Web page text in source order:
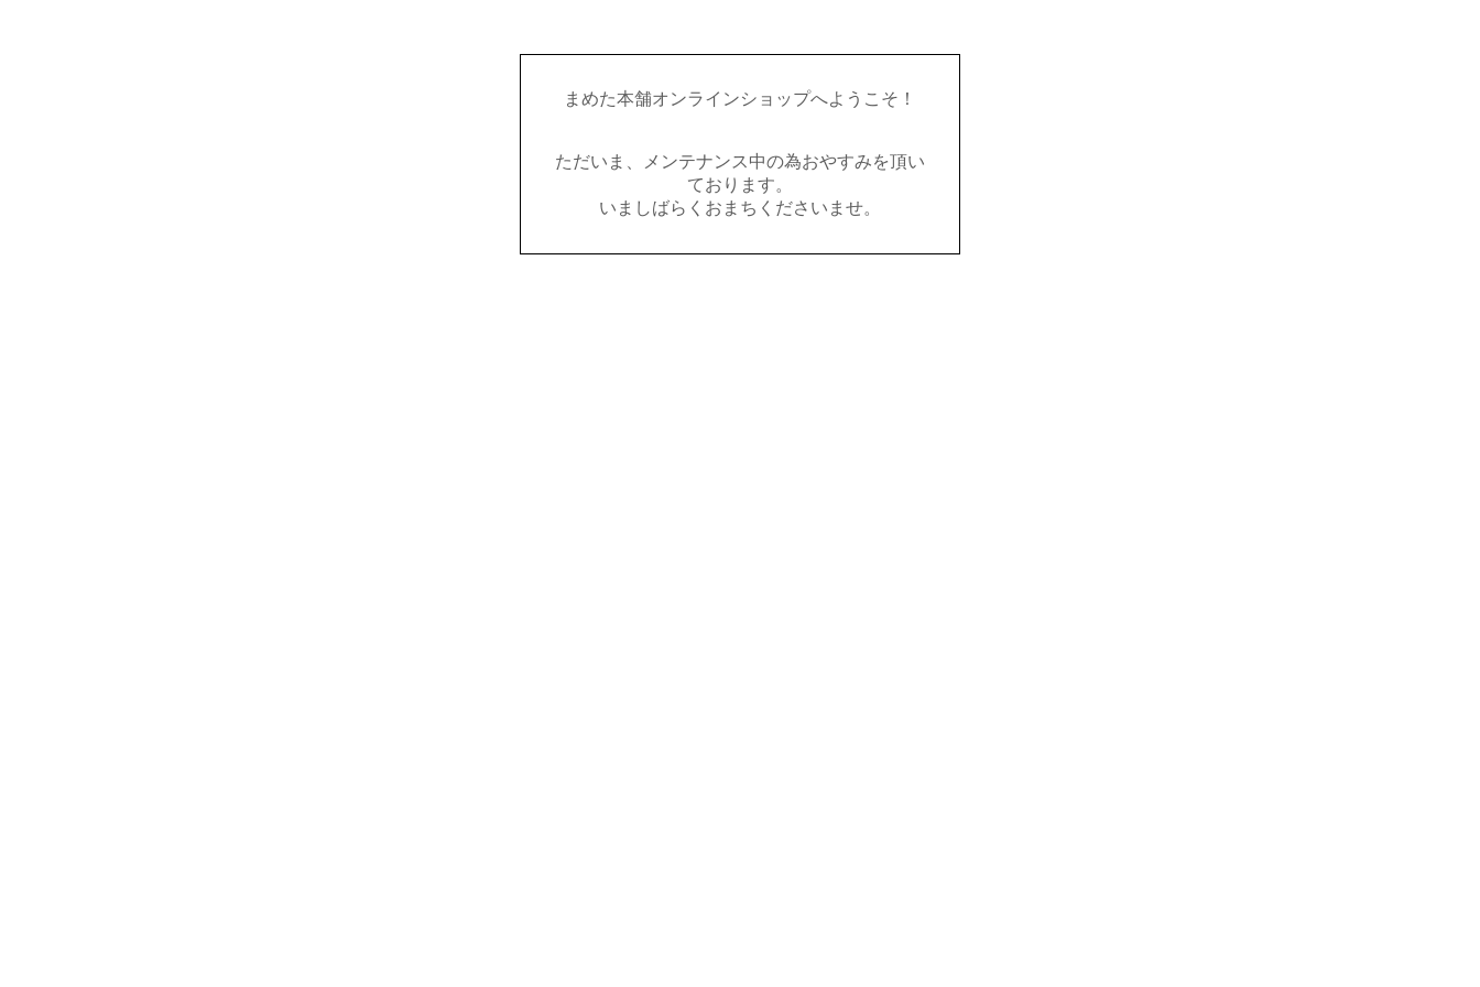
まめた本舗オンラインショップへようこそ！
ただいま、メンテナンス中の為おやすみを頂い
ております。
いましばらくおまちくださいませ。